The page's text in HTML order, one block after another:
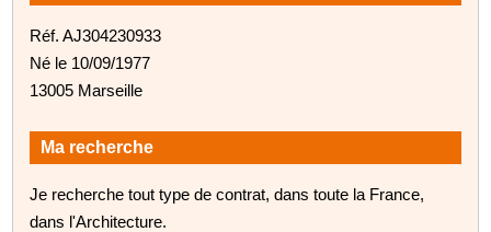
Réf. AJ304230933
Né le 10/09/1977
13005 Marseille
Ma recherche
Je recherche tout type de contrat, dans toute la France,
dans l'Architecture.